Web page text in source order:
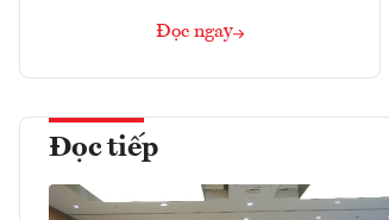
Đọc ngay
Đọc tiếp